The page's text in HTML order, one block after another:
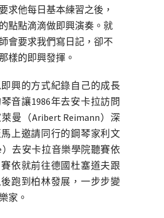
求他每日基本練習之後，
點點滴滴做即興演奏。就
會要求我們寫日記，卻不
樣的即興發揮。
興的方式紀錄自己的成長
音讓1986年去安卡拉訪問
曼（Aribert Reimann）深
上邀請同行的鋼琴家利文
）去安卡拉音樂學院聽賽依
依就前往德國杜塞道夫跟
跑到柏林發展，一步步變
家。